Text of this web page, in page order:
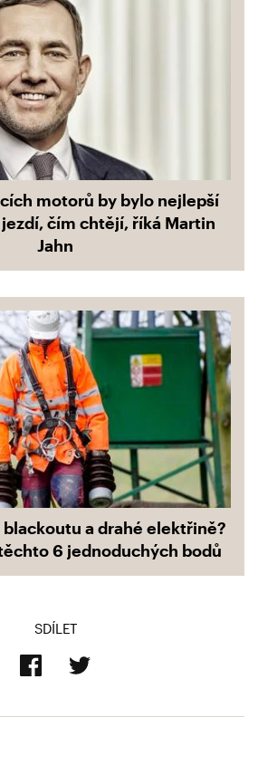
motorů by bylo nejlepší
čím chtějí, říká Martin
Jahn
blackoutu a drahé elektřině?
6 jednoduchých bodů
SDÍLET